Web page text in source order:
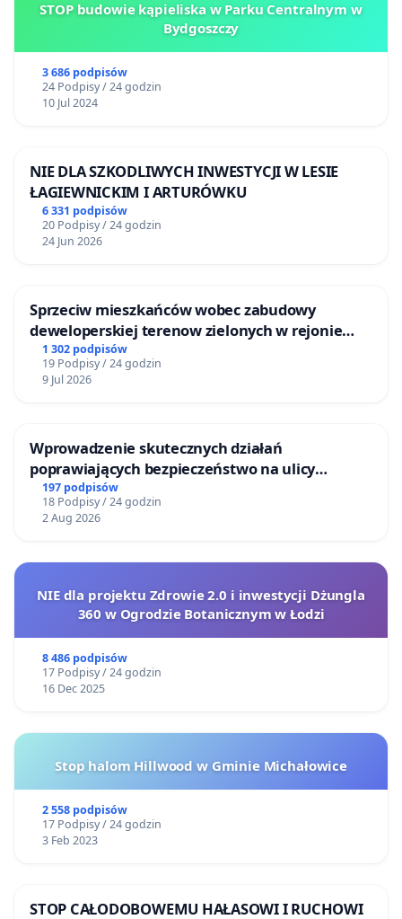
STOP budowie kąpieliska w Parku Centralnym w
Bydgoszczy
3 686 podpisów
24 Podpisy / 24 godzin
10 Jul 2024
NIE DLA SZKODLIWYCH INWESTYCJI W LESIE
ŁAGIEWNICKIM I ARTURÓWKU
6 331 podpisów
20 Podpisy / 24 godzin
24 Jun 2026
Sprzeciw mieszkańców wobec zabudowy
deweloperskiej terenow zielonych w rejonie
Bulwarów Straceńskich w Bielsku-Białej
1 302 podpisów
19 Podpisy / 24 godzin
9 Jul 2026
Wprowadzenie skutecznych działań
poprawiających bezpieczeństwo na ulicy
Żeromskiego w Otwocku
197 podpisów
18 Podpisy / 24 godzin
2 Aug 2026
NIE dla projektu Zdrowie 2.0 i inwestycji Dżungla
360 w Ogrodzie Botanicznym w Łodzi
8 486 podpisów
17 Podpisy / 24 godzin
16 Dec 2025
Stop halom Hillwood w Gminie Michałowice
2 558 podpisów
17 Podpisy / 24 godzin
3 Feb 2023
STOP CAŁODOBOWEMU HAŁASOWI I RUCHOWI